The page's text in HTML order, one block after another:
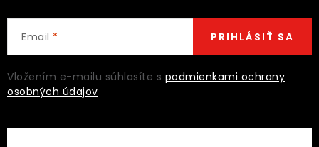
Email
Vložením e-mailu súhlasíte s podmienkami ochrany
osobných údajov
PRIHLÁSIŤ SA